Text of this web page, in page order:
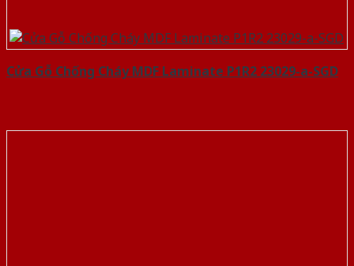
Cửa Gỗ Chống Cháy MDF Laminate P1R2 23029-a-SGD